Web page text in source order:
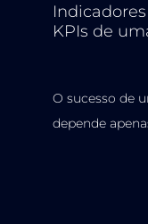
KPIs de
O sucesso de
depende